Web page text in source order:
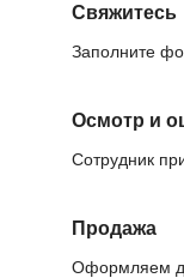
Свяжитесь
Заполните
Осмотр и
Сотрудник
Продажа
Оформляем